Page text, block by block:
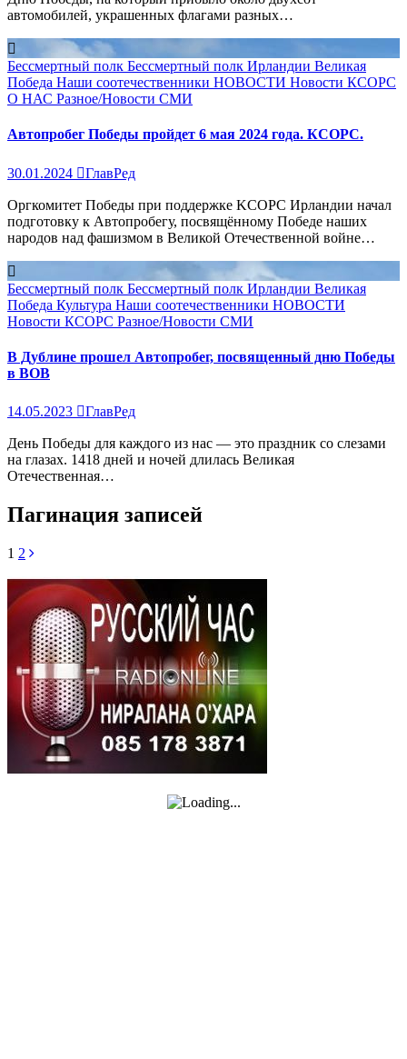
автомобилей, украшенных флагами разных…
Бессмертный полк Бессмертный полк Ирландии Великая
Победа Наши соотечественники НОВОСТИ Новости КСОРС
О НАС Разное/Новости СМИ
Автопробег Победы пройдет 6 мая 2024 года. КСОРС.
30.01.2024 ГлавРед
Оргкомитет Победы при поддержке KСОРС Ирландии начал
подготовку к Автопробегу, посвящённому Победе наших
народов над фашизмом в Великой Отечественной войне…
Бессмертный полк Бессмертный полк Ирландии Великая
Победа Культура Наши соотечественники НОВОСТИ
Новости КСОРС Разное/Новости СМИ
В Дублине прошел Автопробег, посвященный дню Победы
в ВОВ
14.05.2023 ГлавРед
День Победы для каждого из нас — это праздник со слезами
на глазах. 1418 дней и ночей длилась Великая
Отечественная…
Пагинация записей
1 2